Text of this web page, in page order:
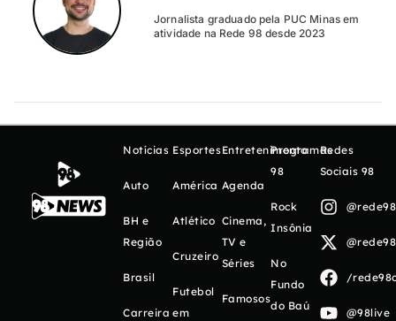
Jornalista graduado pela PUC Minas em
atividade na Rede 98 desde 2023
Notícias
Auto
BH e
Região
Brasil
Carreira
Esportes
América
Atlético
Cruzeiro
Futebol
em
Entretenimento
Agenda
Cinema,
TV e
Séries
Famosos
Programas
98
Rock
Insônia
No
Fundo
do Baú
Redes
Sociais 98
/
@98live